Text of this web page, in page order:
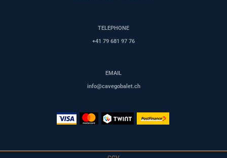
TELEPHONE
+41 79 681 97 76
EMAIL
info@cavegobalet.ch